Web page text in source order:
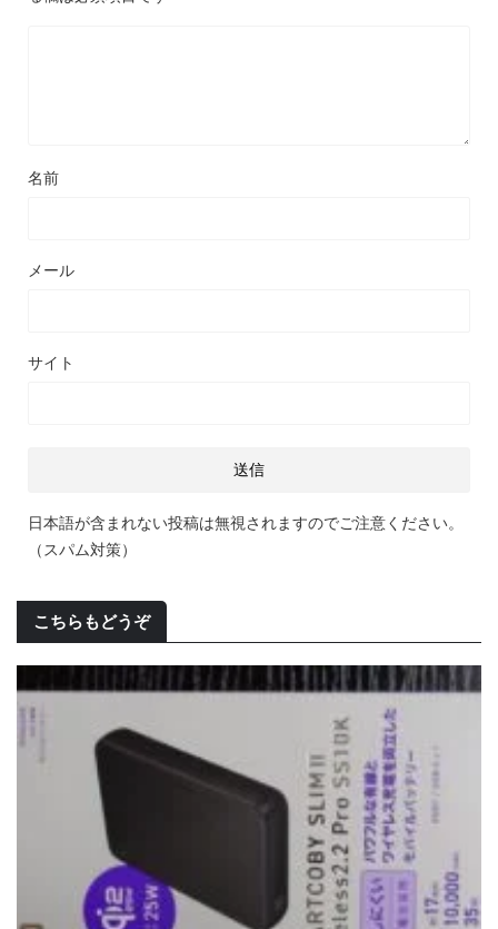
名前
メール
サイト
日本語が含まれない投稿は無視されますのでご注意ください。
（スパム対策）
こちらもどうぞ